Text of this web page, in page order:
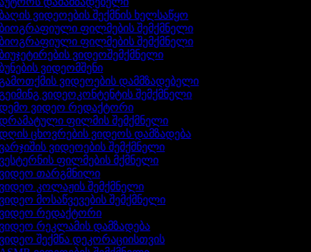
ვიდეოების შექმნის ხელსაწყო
ფილმების შემქმნელი
ფილმების შემქმნელი
ვიდეოშემქმნელი
ვიდეომშენი
ვიდეოების დამმზადებელი
ვიდეოკონტენტის შემქმნელი
ვიდეო რედაქტორი
ფილმის შემქმნელი
ცხოვრების ვიდეოს დამზადება
ვიდეოების შემქმნელი
ფილმების მქმნელი
თარგმნილი
კოლაჟის შემქმნელი
მოსაწვევების შემქმნელი
რედაქტორი
რეკლამის დამზადება
შექმნა დეკორაციისთვის